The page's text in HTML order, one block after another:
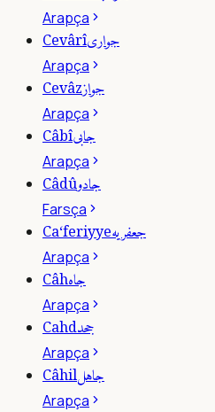
Arapça
Cevârîجوارى
Arapça
Cevâzجواز
Arapça
Câbîجابى
Arapça
Câdûجادو
Farsça
Ca‘feriyyeجعفريه
Arapça
Câhجاه
Arapça
Cahdجحد
Arapça
Câhilجاهل
Arapça